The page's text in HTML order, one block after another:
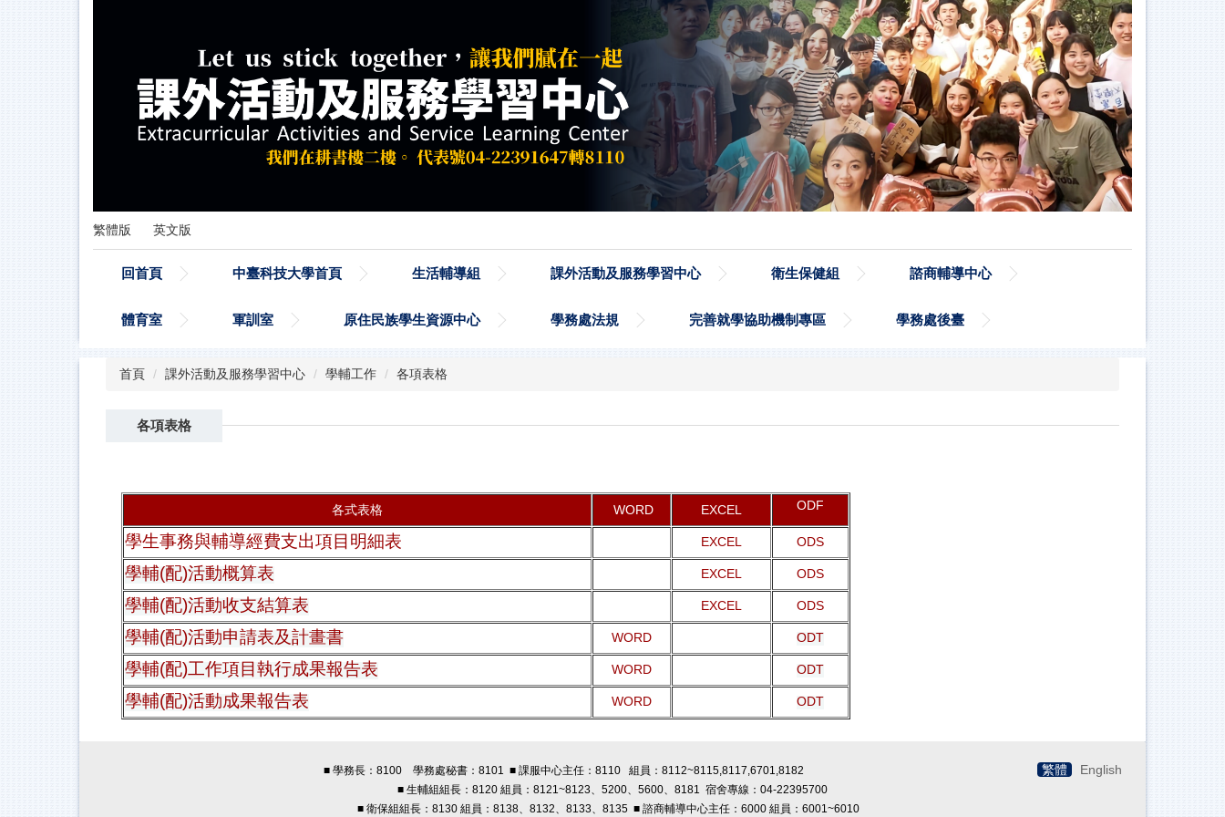
繁體版 英文版
回首頁 中臺科技大學首頁 生活輔導組 課外活動及服務學習中心 衛生保健組 諮商輔導中心
體育室 軍訓室 原住民族學生資源中心 學務處法規 完善就學協助機制專區 學務處後臺
首頁 課外活動及服務學習中心 學輔工作 各項表格
各項表格
各式表格 WORD EXCEL ODF
學生事務與輔導經費支出項目明細表 EXCEL ODS
學輔(配)活動概算表 EXCEL ODS
學輔(配)活動收支結算表 EXCEL ODS
學輔(配)活動申請表及計畫書 WORD ODT
學輔(配)工作項目執行成果報告表 WORD ODT
學輔(配)活動成果報告表 WORD ODT
繁體 English
■ 學務長：8100 學務處秘書：8101 ■ 課服中心主任：8110 組員：8112~8115,8117,6701,8182
■ 生輔組組長：8120 組員：8121~8123、5200、5600、8181 宿舍專線：04-22395700
■ 衛保組組長：8130 組員：8138、8132、8133、8135 ■ 諮商輔導中心主任：6000 組員：6001~6010